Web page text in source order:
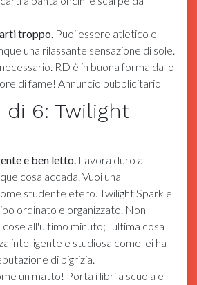
troppo. Puoi essere atletico e
una rilassante sensazione di sole.
RD è in buona forma dallo
di fame! Annuncio pubblicitario
di 6: Twilight
e ben letto. Lavora duro a
cosa accada. Vuoi una
studente etero. Twilight Sparkle
ordinato e organizzato. Non
cose all'ultimo minuto; l'ultima cosa
intelligente e studiosa come lei ha
di pigrizia.
un matto! Porta i libri a scuola e